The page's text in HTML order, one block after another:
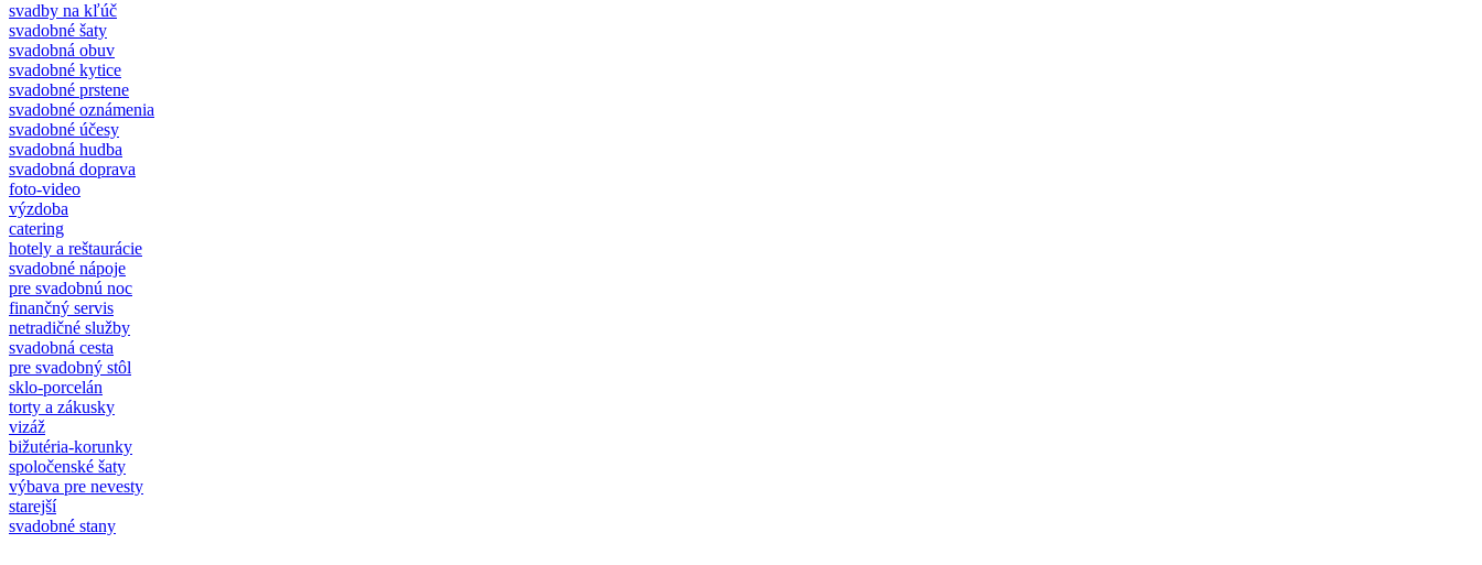
svadby na kľúč
svadobné šaty
svadobná obuv
svadobné kytice
svadobné prstene
svadobné oznámenia
svadobné účesy
svadobná hudba
svadobná doprava
foto-video
výzdoba
catering
hotely a reštaurácie
svadobné nápoje
pre svadobnú noc
finančný servis
netradičné služby
svadobná cesta
pre svadobný stôl
sklo-porcelán
torty a zákusky
vizáž
bižutéria-korunky
spoločenské šaty
výbava pre nevesty
starejší
svadobné stany